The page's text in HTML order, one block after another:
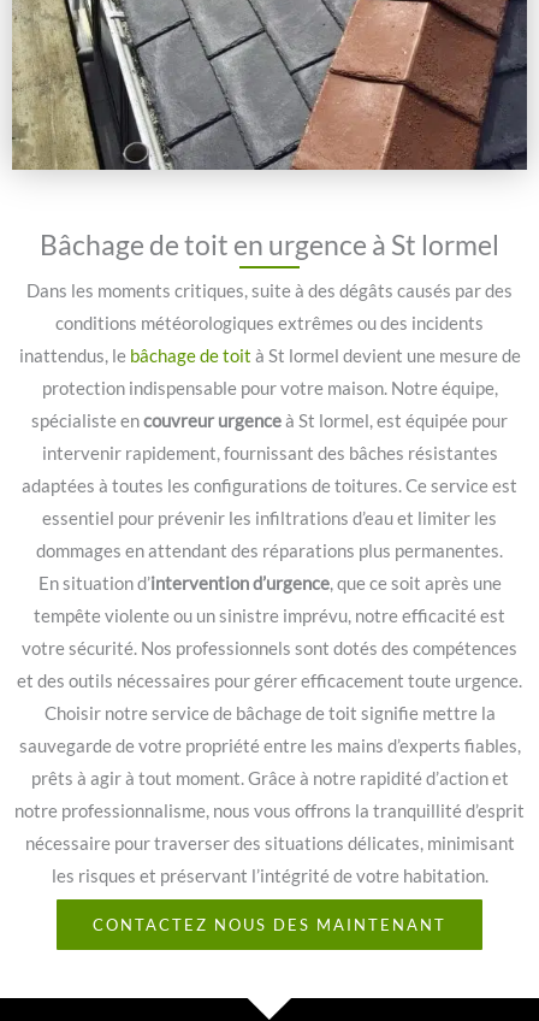
Bâchage de toit en urgence à St lormel
Dans les moments critiques, suite à des dégâts causés par des
conditions météorologiques extrêmes ou des incidents
inattendus, le bâchage de toit à St lormel devient une mesure de
protection indispensable pour votre maison. Notre équipe,
spécialiste encouvreur urgenceà St lormel, est équipée pour
intervenir rapidement, fournissant des bâches résistantes
adaptées à toutes les configurations de toitures. Ce service est
essentiel pour prévenir les infiltrations d’eau et limiter les
dommages en attendant des réparations plus permanentes.
En situation d’intervention d’urgence, que ce soit après une
tempête violente ou un sinistre imprévu, notre efficacité est
votre sécurité. Nos professionnels sont dotés des compétences
et des outils nécessaires pour gérer efficacement toute urgence.
Choisir notre service de bâchage de toit signifie mettre la
sauvegarde de votre propriété entre les mains d’experts fiables,
prêts à agir à tout moment. Grâce à notre rapidité d’action et
notre professionnalisme, nous vous offrons la tranquillité d’esprit
nécessaire pour traverser des situations délicates, minimisant
les risques et préservant l’intégrité de votre habitation.
CONTACTEZ NOUS DES MAINTENANT